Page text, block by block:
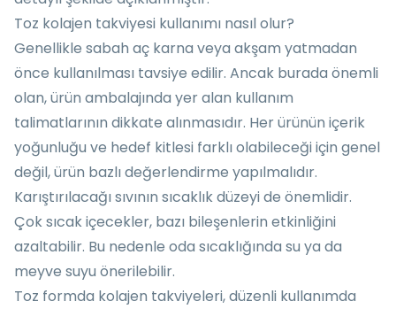
Toz kolajen takviyesi kullanımı nasıl olur?
Genellikle sabah aç karna veya akşam yatmadan
önce kullanılması tavsiye edilir. Ancak burada önemli
olan, ürün ambalajında yer alan kullanım
talimatlarının dikkate alınmasıdır. Her ürünün içerik
yoğunluğu ve hedef kitlesi farklı olabileceği için genel
değil, ürün bazlı değerlendirme yapılmalıdır.
Karıştırılacağı sıvının sıcaklık düzeyi de önemlidir.
Çok sıcak içecekler, bazı bileşenlerin etkinliğini
azaltabilir. Bu nedenle oda sıcaklığında su ya da
meyve suyu önerilebilir.
Toz formda kolajen takviyeleri, düzenli kullanımda